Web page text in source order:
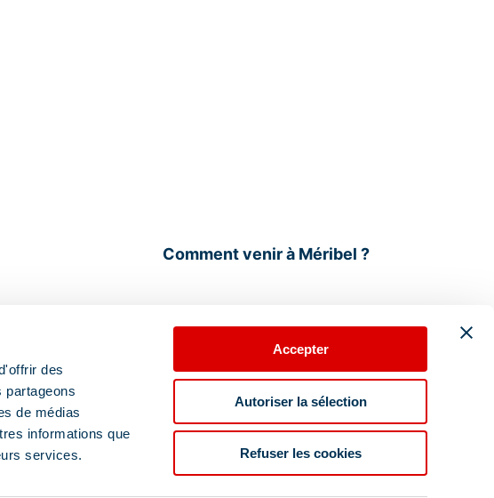
des
partageons
de médias
informations que
services.
Accepter
Autoriser la sélection
Refuser les cookies
Comment venir à Méribel ?
toute l'année Équipe 100% locale